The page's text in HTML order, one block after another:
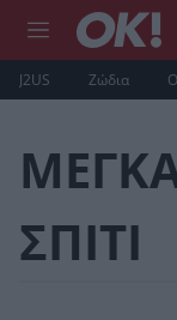
J2US Ζώδια
ΣΠΙΤΙ